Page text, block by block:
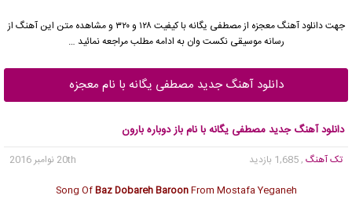
جهت دانلود آهنگ معجزه ازمصطفی یگانه
با کیفیت ۱۲۸ و ۳۲۰ و مشاهده متن این آهنگ از
رسانه موسیقی نکست وان به ادامه مطلب مراجعه نمائید …
دانلود آهنگ جدید مصطفی یگانه با نام معجزه
دانلود آهنگ جدید مصطفی یگانه با نام باز دوباره بارون
تک آهنگ , 1,685 بازدید
20th نوامبر 2016
Song OfBaz Dobareh BaroonFrom Mostafa Yeganeh